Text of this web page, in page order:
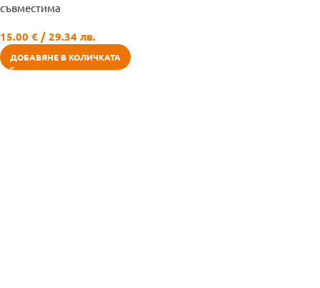
съвместима
15.00 € / 29.34 лв.
ДОБАВЯНЕ В КОЛИЧКАТА